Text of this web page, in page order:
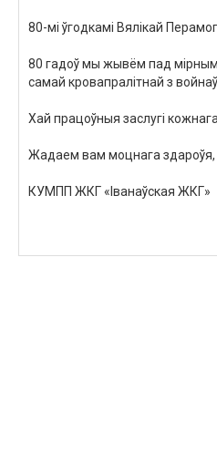
80-мі ўгодкамі Вялікай
80 гадоўмы жывём пад мірным
самай кровапралітнай з войнаў
Хай працоўныя заслугі кожнага
Жадаем вам моцнага здароўя,
КУМПП ЖКГ« Іванаўская ЖКГ»